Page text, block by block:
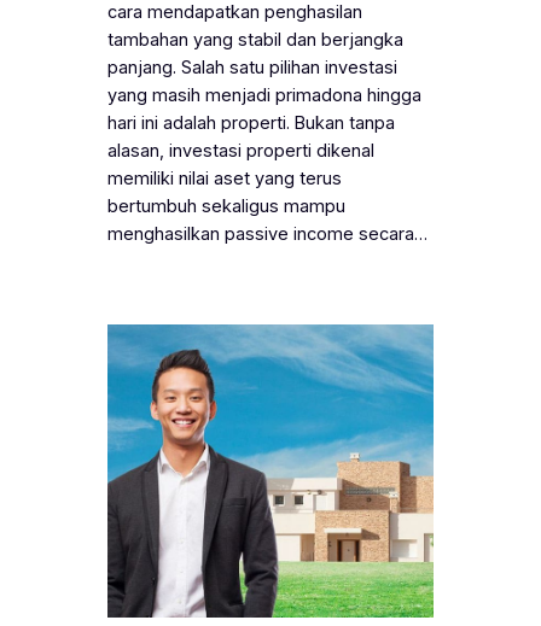
cara mendapatkan penghasilan
tambahan yang stabil dan berjangka
panjang. Salah satu pilihan investasi
yang masih menjadi primadona hingga
hari ini adalah properti. Bukan tanpa
alasan, investasi properti dikenal
memiliki nilai aset yang terus
bertumbuh sekaligus mampu
menghasilkan passive income secara…